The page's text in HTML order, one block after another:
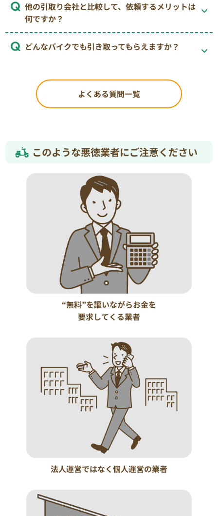
他の引取り会社と比較して、依頼するメリットは
何ですか？
どんなバイクでも引き取ってもらえますか？
よくある質問一覧
このような悪徳業者にご注意ください
“無料”を謳いながらお金を
要求してくる業者
法人運営ではなく個人運営の業者